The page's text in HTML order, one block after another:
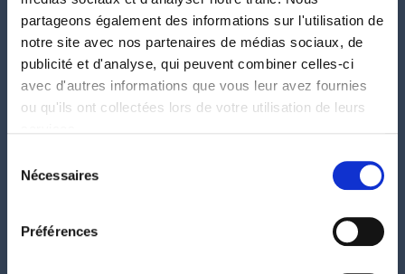
partageons également des informations sur l'utilisation de
notre site avec nos partenaires de médias sociaux, de
publicité et d'analyse, qui peuvent combiner celles-ci
avec d'autres informations que vous leur avez fournies
ou qu'ils ont collectées lors de votre utilisation de leurs
Nécessaires
Préférences
Make, n8n, Airtable,
Lovable – quatre outils
pour transformer vos
processus répétitifs en
autonomes.
L’automatisation des processus n’est plus